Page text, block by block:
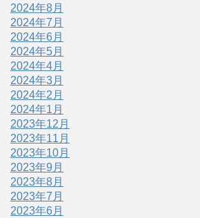
2024年8月
2024年7月
2024年6月
2024年5月
2024年4月
2024年3月
2024年2月
2024年1月
2023年12月
2023年11月
2023年10月
2023年9月
2023年8月
2023年7月
2023年6月